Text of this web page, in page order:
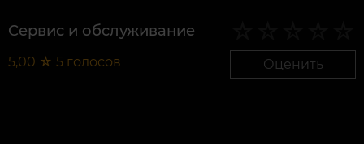
Сервис и обслуживание
5,00 ☆ 5 голосов Оценить